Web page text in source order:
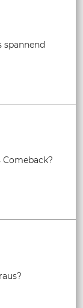
spannend
Comeback?